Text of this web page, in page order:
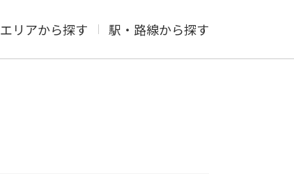
エリアから探す 駅・路線から探す